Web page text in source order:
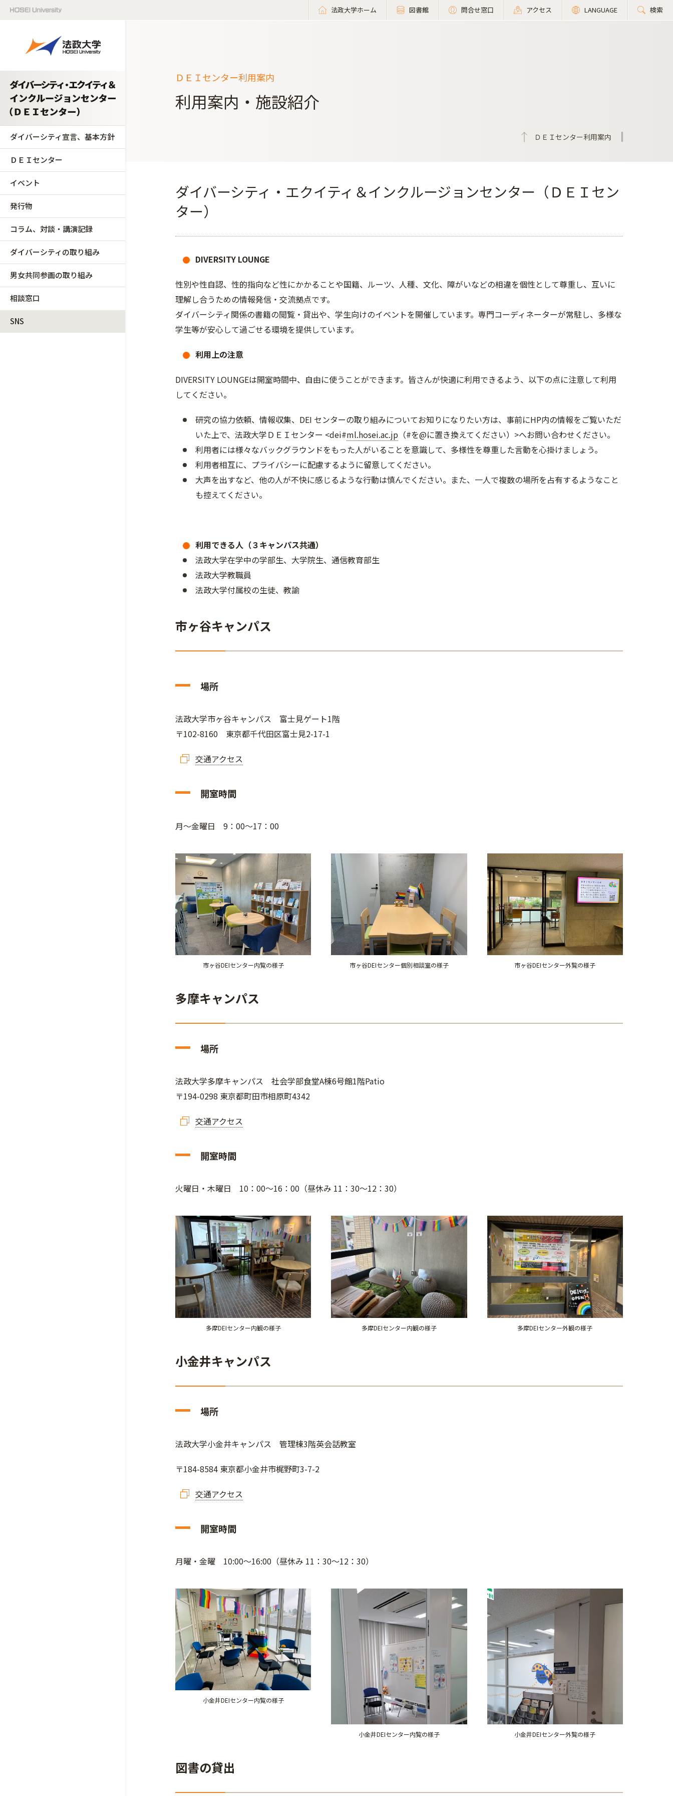
法政大学ホーム 図書館 問合せ窓口 アクセス LANGUAGE 検索
ダイバーシティ宣言、基本方針
ＤＥＩセンター
イベント
発行物
コラム、対談・講演記録
ダイバーシティの取り組み
男女共同参画の取り組み
相談窓口
SNS
ＤＥＩセンター利用案内
利用案内・施設紹介
ＤＥＩセンター利用案内
ダイバーシティ・エクイティ＆インクルージョンセンター（ＤＥＩセン
ター）
DIVERSITY LOUNGE
性別や性自認、性的指向など性にかかることや国籍、ルーツ、人種、文化、障がいなどの相違を個性として尊重し、互いに
理解し合うための情報発信・交流拠点です。
ダイバーシティ関係の書籍の閲覧・貸出や、学生向けのイベントを開催しています。専門コーディネーターが常駐し、多様な
学生等が安心して過ごせる環境を提供しています。
利用上の注意
DIVERSITY LOUNGEは開室時間中、自由に使うことができます。皆さんが快適に利用できるよう、以下の点に注意して利用
してください。
研究の協力依頼、情報収集、DEI センターの取り組みについてお知りになりたい方は、事前にHP内の情報をご覧いただ
いた上で、法政大学ＤＥＩセンター <dei#ml.hosei.ac.jp （#を@に置き換えてください）>へお問い合わせください。
利用者には様々なバックグラウンドをもった人がいることを意識して、多様性を尊重した言動を心掛けましょう。
利用者相互に、プライバシーに配慮するように留意してください。
大声を出すなど、他の人が不快に感じるような行動は慎んでください。また、一人で複数の場所を占有するようなこと
も控えてください。
利用できる人（３キャンパス共通）
法政大学在学中の学部生、大学院生、通信教育部生
法政大学教職員
法政大学付属校の生徒、教諭
市ヶ谷キャンパス
場所
法政大学市ヶ谷キャンパス 富士見ゲート1階
〒102-8160 東京都千代田区富士見2-17-1
交通アクセス
開室時間
月～金曜日 9：00～17：00
市ヶ谷DEIセンター内覧の様子 市ヶ谷DEIセンター個別相談室の様子 市ヶ谷DEIセンター外覧の様子
多摩キャンパス
場所
法政大学多摩キャンパス 社会学部食堂A棟6号館1階Patio
〒194-0298 東京都町田市相原町4342
交通アクセス
開室時間
火曜日・木曜日 10：00～16：00（昼休み 11：30～12：30）
多摩DEIセンター内観の様子 多摩DEIセンター内観の様子 多摩DEIセンター外観の様子
小金井キャンパス
場所
法政大学小金井キャンパス 管理棟3階英会話教室
〒184-8584 東京都小金井市梶野町3-7-2
交通アクセス
開室時間
月曜・金曜 10:00～16:00（昼休み 11：30～12：30）
小金井DEIセンター内覧の様子
小金井DEIセンター内覧の様子 小金井DEIセンター外覧の様子
図書の貸出